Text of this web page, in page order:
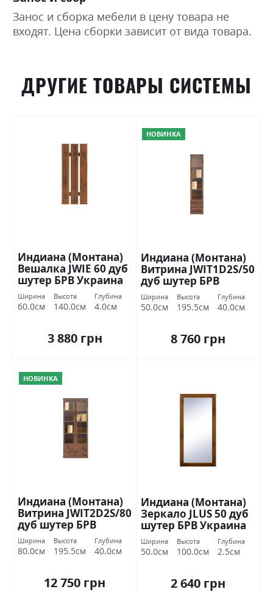
Занос и сборка мебели в цену товара не
входят. Цена сборки зависит от вида товара.
ДРУГИЕ ТОВАРЫ СИСТЕМЫ
Индиана (Монтана)
Вешалка JWIE 60 дуб
шутер БРВ Украина
Ширина
60.0см
Высота
140.0см
Глубина
4.0см
3 880 грн
НОВИНКА
Индиана (Монтана)
Витрина JWIT1D2S/50
дуб шутер БРВ
Украина
Ширина
50.0см
Высота
195.5см
Глубина
40.0см
8 760 грн
НОВИНКА
Индиана (Монтана)
Витрина JWIT2D2S/80
дуб шутер БРВ
Украина
Ширина
80.0см
Высота
195.5см
Глубина
40.0см
12 750 грн
Индиана (Монтана)
Зеркало JLUS 50 дуб
шутер БРВ Украина
Ширина
50.0см
Высота
100.0см
Глубина
2.5см
2 640 грн